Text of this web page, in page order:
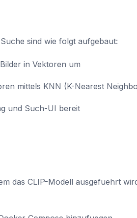
sind wie folgt aufgebaut:
in Vektoren um
mittels KNN (K-Nearest
und Such-UI bereit
das CLIP-Modell ausgefuehrt